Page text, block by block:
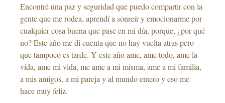
Encontré una paz y seguridad que puedo compartir con la
gente que me rodea, aprendí a sonreír y emocionarme por
cualquier cosa buena que pase en mi día, porque, ¿por qué
no? Este año me di cuenta que no hay vuelta atras pero
que tampoco es tarde. Y este año ame, ame todo, ame la
vida, ame mi vida, me ame a mi misma, ame a mi familia,
a mis amigos, a mi pareja y al mundo entero y eso me
hace muy feliz.